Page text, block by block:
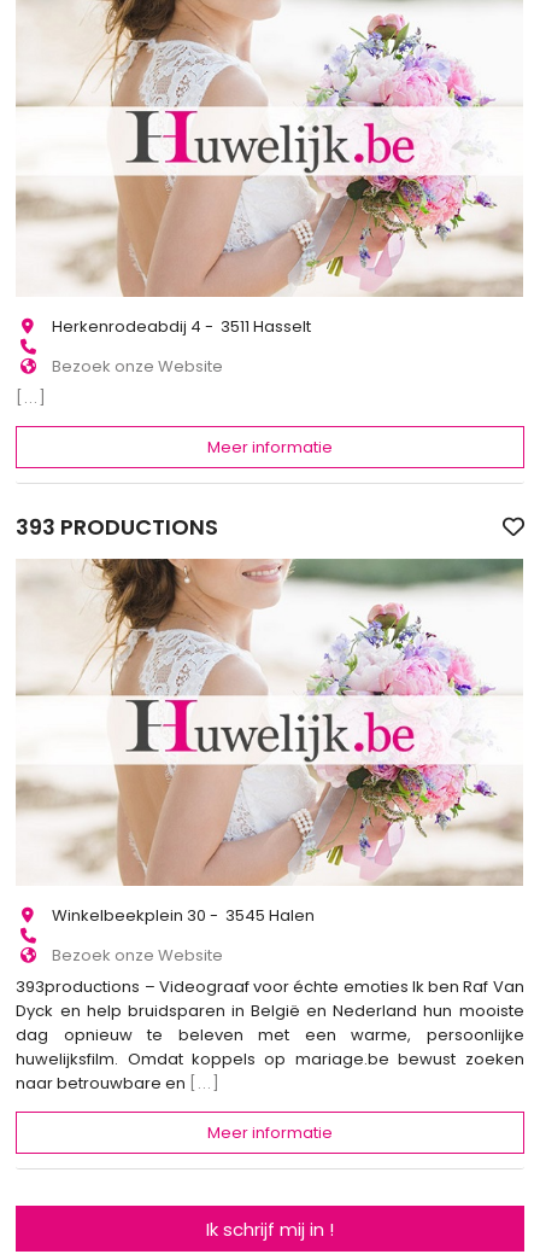
Herkenrodeabdij 4 - 3511 Hasselt
Bezoek onze Website
[...]
Meer informatie
393 PRODUCTIONS
Winkelbeekplein 30 - 3545 Halen
Bezoek onze Website
393productions – Videograaf voor échte emoties Ik ben Raf Van
Dyck en help bruidsparen in België en Nederland hun mooiste
dag opnieuw te beleven met een warme, persoonlijke
huwelijksfilm. Omdat koppels op mariage.be bewust zoeken
naar betrouwbare en [...]
Meer informatie
Ik schrijf mij in !